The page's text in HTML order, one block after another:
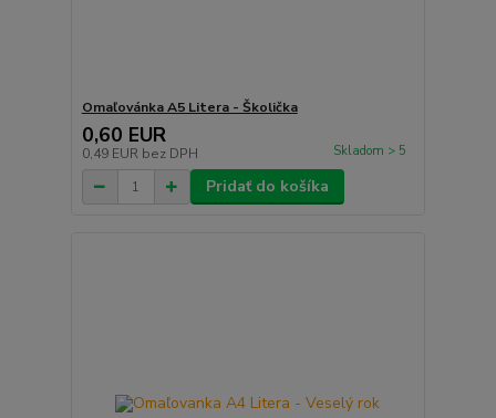
Omaľovánka A5 Litera - Školička
0,60 EUR
0,49 EUR bez DPH Skladom > 5
Pridať do košíka